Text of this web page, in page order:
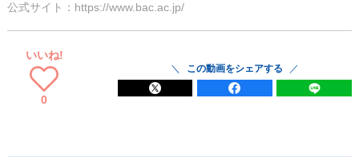
公式サイト：https://www.bac.ac.jp/
いいね!
0
この動画をシェアする